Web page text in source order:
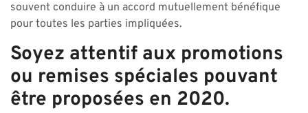
souvent conduire à un accord mutuellement bénéfique
pour toutes les parties impliquées.
Soyez attentif aux promotions
ou remises spéciales pouvant
être proposées en 2020.